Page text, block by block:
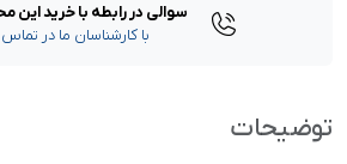
سوالی در رابطه با خرید این
با کارشناسان ما در
توضیحات